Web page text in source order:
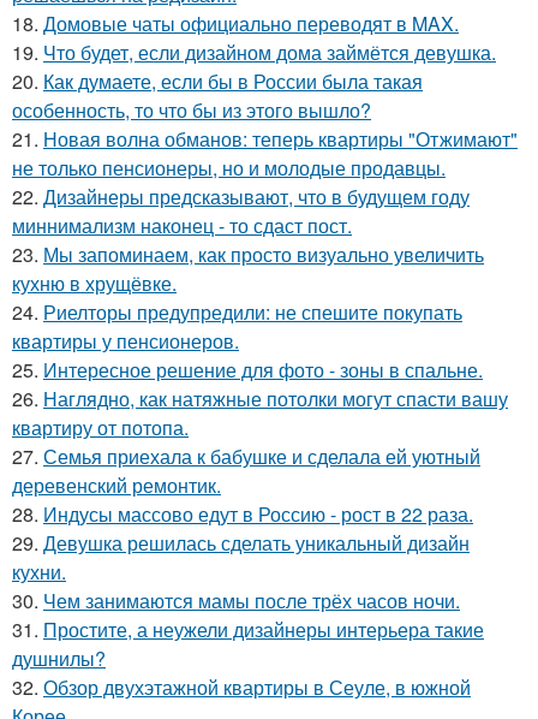
18. Домовые чаты официально переводят в MAX.
19. Что будет, если дизайном дома займётся девушка.
20. Как думаете, если бы в России была такая
особенность, то что бы из этого вышло?
21. Новая волна обманов: теперь квартиры "Отжимают"
не только пенсионеры, но и молодые продавцы.
22. Дизайнеры предсказывают, что в будущем году
миннимализм наконец - то сдаст пост.
23. Мы запоминаем, как просто визуально увеличить
кухню в хрущёвке.
24. Риелторы предупредили: не спешите покупать
квартиры у пенсионеров.
25. Интересное решение для фото - зоны в спальне.
26. Наглядно, как натяжные потолки могут спасти вашу
квартиру от потопа.
27. Семья приехала к бабушке и сделала ей уютный
деревенский ремонтик.
28. Индусы массово едут в Россию - рост в 22 раза.
29. Девушка решилась сделать уникальный дизайн
кухни.
30. Чем занимаются мамы после трёх часов ночи.
31. Простите, а неужели дизайнеры интерьера такие
душнилы?
32. Обзор двухэтажной квартиры в Сеуле, в южной